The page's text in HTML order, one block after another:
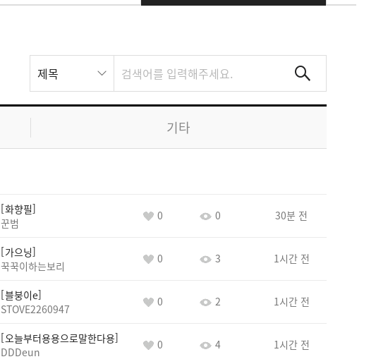
스
트
검
제목
기타
화향필
꾼범
0 0 30분 전
가으닝
꾹꾹이하는보리
0 3 1시간 전
블붕이e
STOVE2260947
0 2 1시간 전
오늘부터용용으로말한다용
DDDeun
0 4 1시간 전